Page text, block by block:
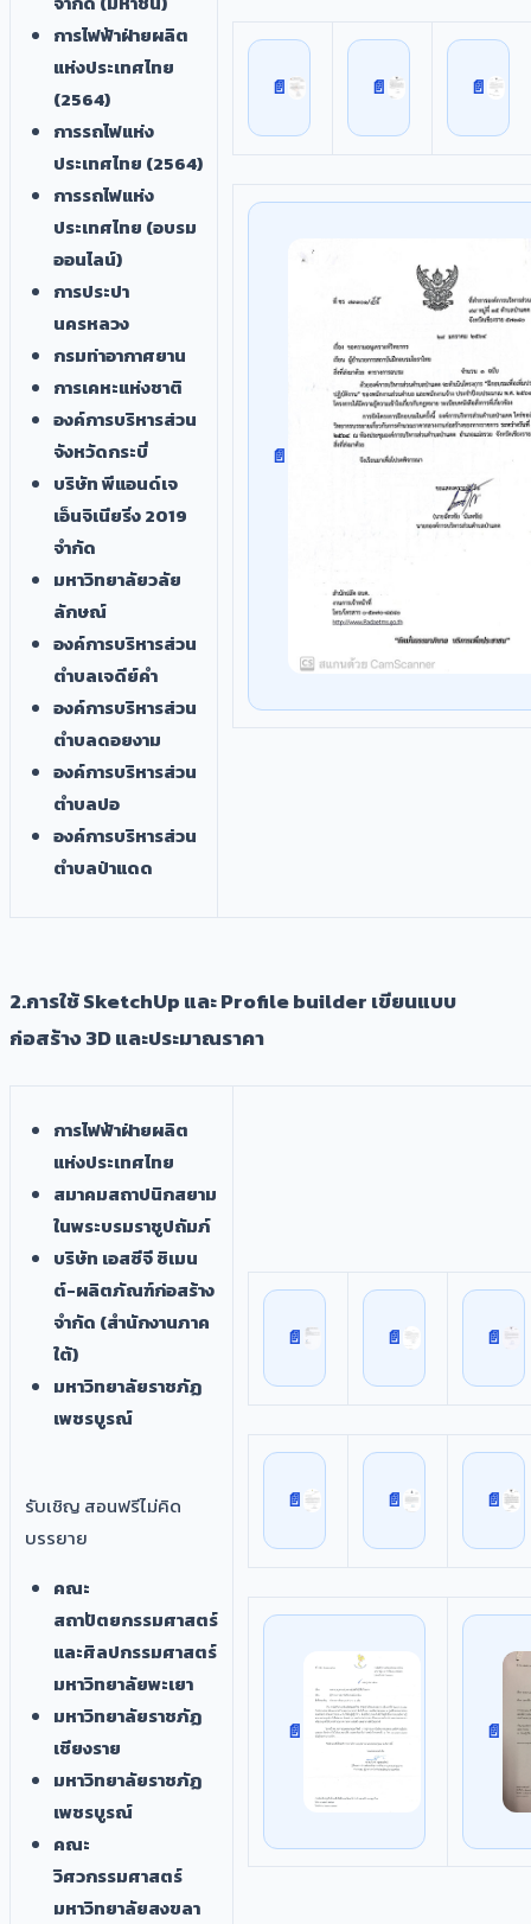
การไฟฟ้าฝ่ายผลิต
แห่งประเทศไทย
(2564)
การรถไฟแห่ง
ประเทศไทย (2564)
การรถไฟแห่ง
ประเทศไทย (อบรม
ออนไลน์)
การประปา
นครหลวง
กรมท่าอากาศยาน
การเคหะแห่งชาติ
องค์การบริหารส่วน
จังหวัดกระบี่
บริษัท พีแอนด์เจ
เอ็นจิเนียริ่ง 2019
จำกัด
มหาวิทยาลัยวลัย
ลักษณ์
องค์การบริหารส่วน
ตำบลเจดีย์คำ
องค์การบริหารส่วน
ตำบลดอยงาม
องค์การบริหารส่วน
ตำบลปอ
องค์การบริหารส่วน
ตำบลป่าแดด
​2.การใช้ SketchUp และ Profile builder เขียนแบบ
ก่อสร้าง 3D และประมาณราคา
การไฟฟ้าฝ่ายผลิต
แห่งประเทศไทย
สมาคมสถาปนิกสยาม
ในพระบรมราชูปถัมภ์
บริษัท เอสซีจี ซิเมน
ต์-ผลิตภัณฑ์ก่อสร้าง
จำกัด (สำนักงานภาค
ใต้)
มหาวิทยาลัยราชภัฏ
เพชรบูรณ์
รับเชิญ สอนฟรีไม่คิด
บรรยาย
คณะ
สถาปัตยกรรมศาสตร์
และศิลปกรรมศาสตร์
มหาวิทยาลัยพะเยา
มหาวิทยาลัยราชภัฏ
เชียงราย
มหาวิทยาลัยราชภัฏ
เพชรบูรณ์
คณะ
วิศวกรรมศาสตร์
มหาวิทยาลัยสงขลา